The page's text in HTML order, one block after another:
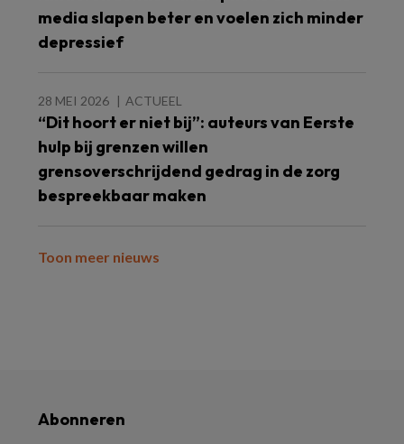
media slapen beter en voelen zich minder
depressief
28 MEI 2026 ACTUEEL
“Dit hoort er niet bij”: auteurs van Eerste
hulp bij grenzen willen
grensoverschrijdend gedrag in de zorg
bespreekbaar maken
Toon meer nieuws
Abonneren